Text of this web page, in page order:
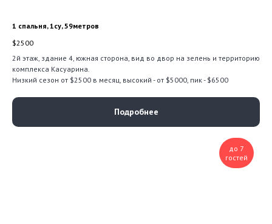
1 спальня, 1су, 59метров
$2500
2й этаж, здание 4, южная сторона, вид во двор на зелень и территорию
комплекса Касуарина.
Низкий сезон от $2500 в месяц, высокий - от $5000, пик - $6500
Подробнее
до 7
гостей